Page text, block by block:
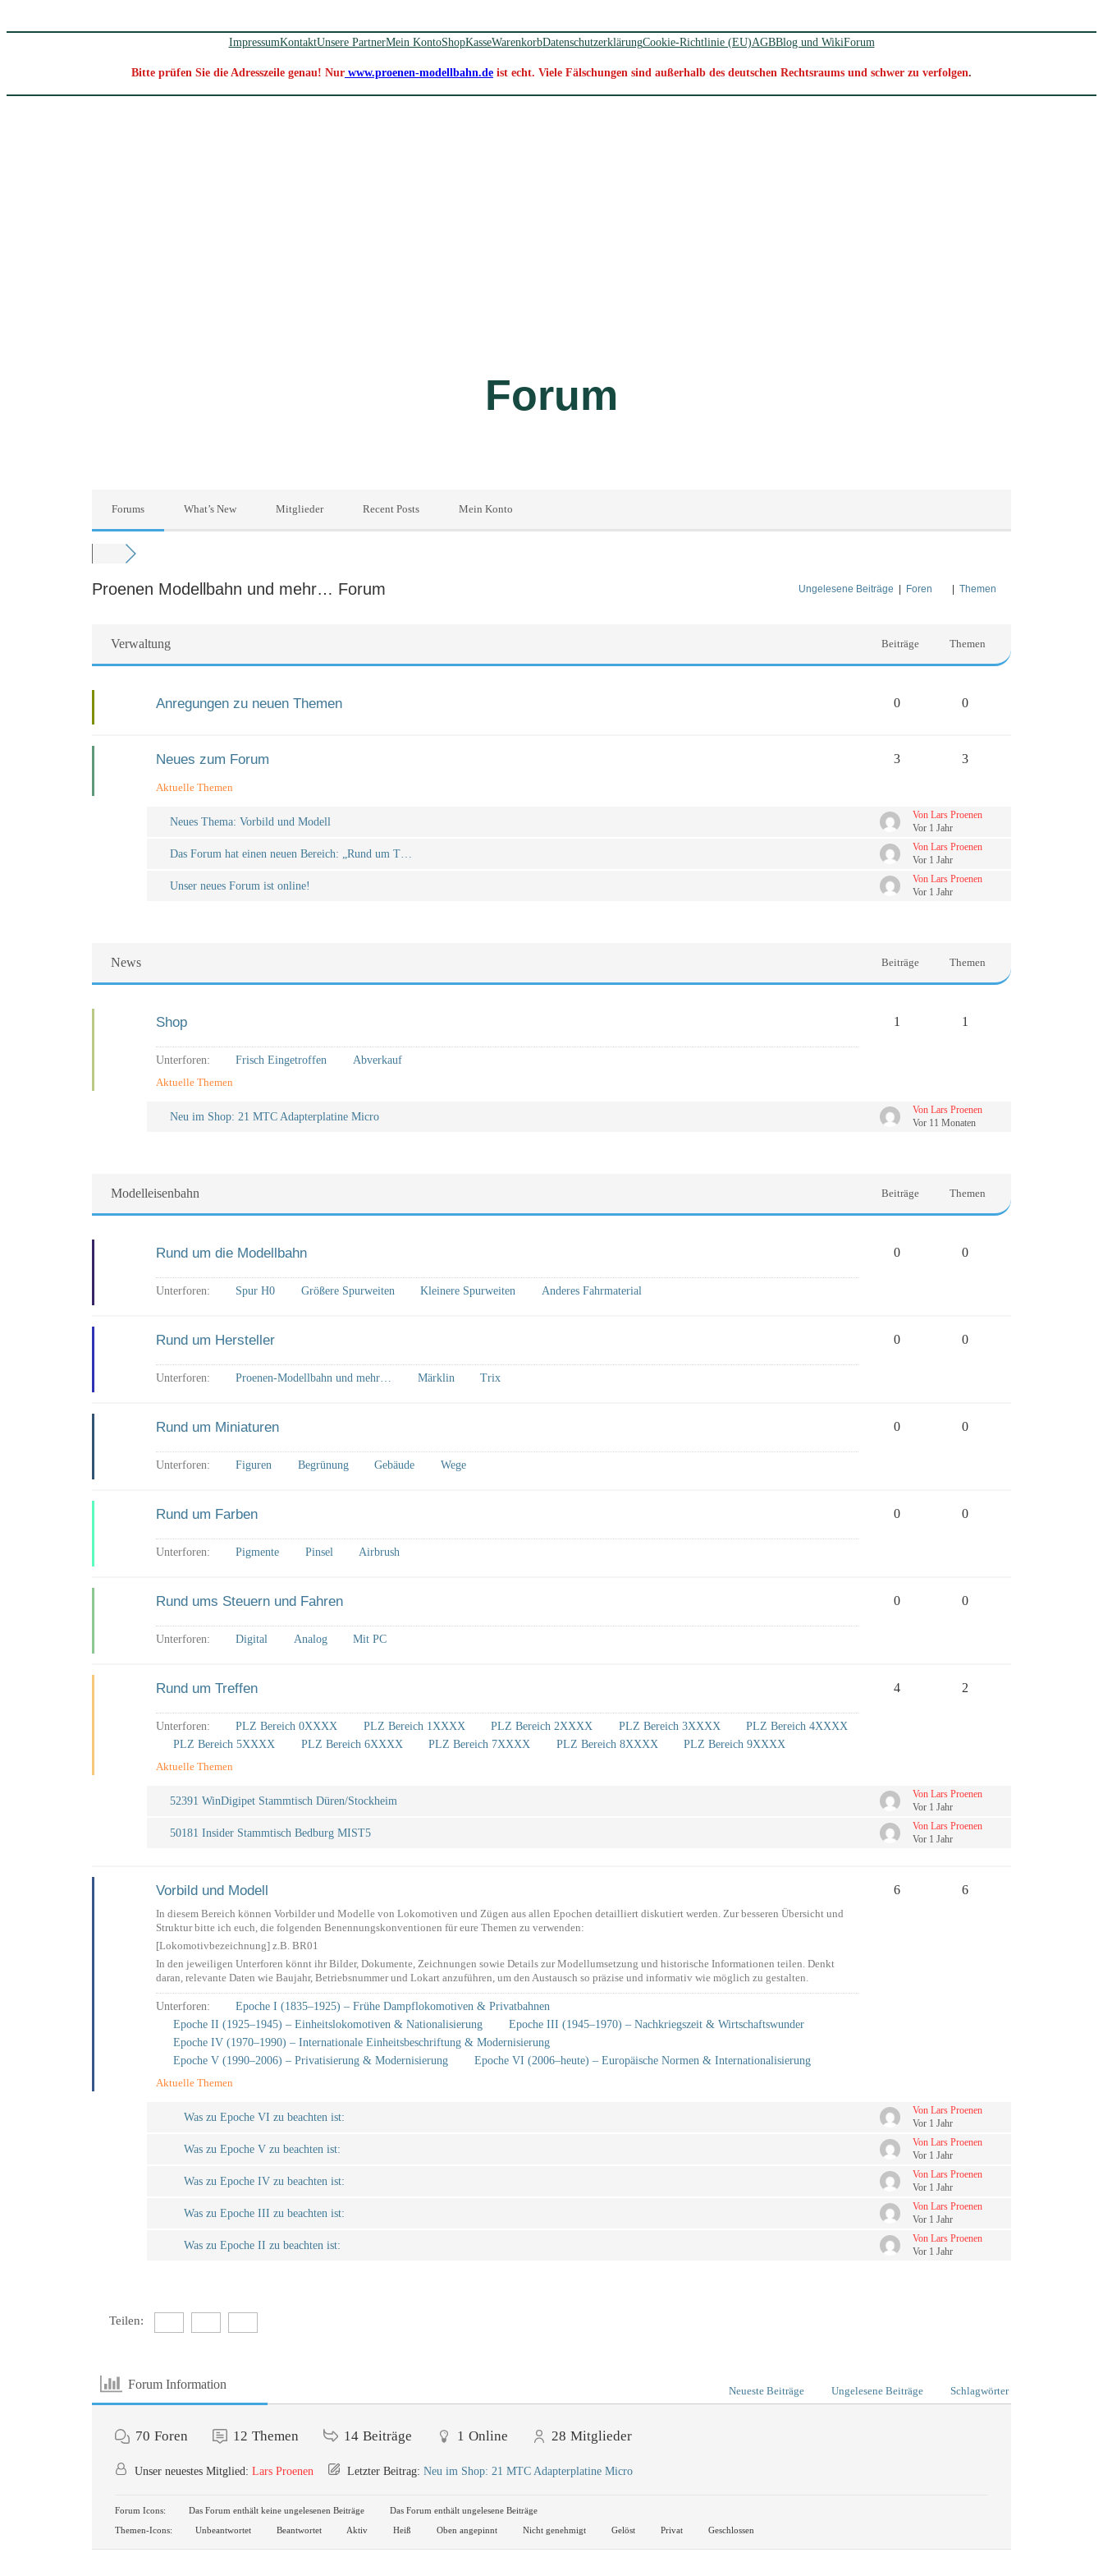
ImpressumKontaktUnsere PartnerMein KontoShopKasseWarenkorbDatenschutzerklärungCookie-Richtlinie (EU)AGBBlog und WikiForum
Bitte prüfen Sie die Adresszeile genau! Nur www.proenen-modellbahn.de ist echt. Viele Fälschungen sind außerhalb des deutschen Rechtsraums und schwer zu verfolgen.
Forum
Forums What’s New Mitglieder Recent Posts Mein Konto
Proenen Modellbahn und mehr… Forum Ungelesene Beiträge Foren Themen
Verwaltung Beiträge Themen
Anregungen zu neuen Themen 0 0
Neues zum Forum
Aktuelle Themen
3 3
Neues Thema: Vorbild und Modell
Von Lars Proenen
Vor 1 Jahr
Das Forum hat einen neuen Bereich: „Rund um T…
Von Lars Proenen
Vor 1 Jahr
Unser neues Forum ist online!
Von Lars Proenen
Vor 1 Jahr
News Beiträge Themen
Shop
Unterforen: Frisch Eingetroffen
Abverkauf
Aktuelle Themen
1 1
Neu im Shop: 21 MTC Adapterplatine Micro
Von Lars Proenen
Vor 11 Monaten
Modelleisenbahn Beiträge Themen
Rund um die Modellbahn
Unterforen: Spur H0 Größere Spurweiten Kleinere Spurweiten Anderes Fahrmaterial
0 0
Rund um Hersteller
Unterforen: Proenen-Modellbahn und mehr… Märklin Trix
0 0
Rund um Miniaturen
Unterforen: Figuren Begrünung Gebäude Wege
0 0
Rund um Farben
Unterforen: Pigmente Pinsel Airbrush
0 0
Rund ums Steuern und Fahren
Unterforen: Digital Analog Mit PC
0 0
Rund um Treffen
Unterforen: PLZ Bereich 0XXXX PLZ Bereich 1XXXX PLZ Bereich 2XXXX PLZ Bereich 3XXXX
PLZ Bereich 4XXXX
PLZ Bereich 5XXXX
PLZ Bereich 6XXXX PLZ Bereich 7XXXX PLZ Bereich 8XXXX
PLZ Bereich 9XXXX
Aktuelle Themen
4 2
52391 WinDigipet Stammtisch Düren/Stockheim
Von Lars Proenen
Vor 1 Jahr
50181 Insider Stammtisch Bedburg MIST5
Von Lars Proenen
Vor 1 Jahr
Vorbild und Modell
In diesem Bereich können Vorbilder und Modelle von Lokomotiven und Zügen aus allen Epochen detailliert diskutiert werden. Zur besseren Übersicht und
Struktur bitte ich euch, die folgenden Benennungskonventionen für eure Themen zu verwenden:
[Lokomotivbezeichnung] z.B. BR01
In den jeweiligen Unterforen könnt ihr Bilder, Dokumente, Zeichnungen sowie Details zur Modellumsetzung und historische Informationen teilen. Denkt
daran, relevante Daten wie Baujahr, Betriebsnummer und Lokart anzuführen, um den Austausch so präzise und informativ wie möglich zu gestalten.
Unterforen:
Epoche I (1835–1925) – Frühe Dampflokomotiven & Privatbahnen
Epoche II (1925–1945) – Einheitslokomotiven & Nationalisierung
Epoche III (1945–1970) – Nachkriegszeit & Wirtschaftswunder
Epoche IV (1970–1990) – Internationale Einheitsbeschriftung & Modernisierung
Epoche V (1990–2006) – Privatisierung & Modernisierung
Epoche VI (2006–heute) – Europäische Normen & Internationalisierung
Aktuelle Themen
6 6
Was zu Epoche VI zu beachten ist:
Von Lars Proenen
Vor 1 Jahr
Was zu Epoche V zu beachten ist:
Von Lars Proenen
Vor 1 Jahr
Was zu Epoche IV zu beachten ist:
Von Lars Proenen
Vor 1 Jahr
Was zu Epoche III zu beachten ist:
Von Lars Proenen
Vor 1 Jahr
Was zu Epoche II zu beachten ist:
Von Lars Proenen
Vor 1 Jahr
Teilen:
Forum Information Neueste Beiträge Ungelesene Beiträge Schlagwörter
70 Foren 12 Themen 14 Beiträge 1 Online 28 Mitglieder
Unser neuestes Mitglied: Lars Proenen Letzter Beitrag: Neu im Shop: 21 MTC Adapterplatine Micro
Forum Icons: Das Forum enthält keine ungelesenen Beiträge
Das Forum enthält ungelesene Beiträge
Themen-Icons:
Unbeantwortet Beantwortet Aktiv Heiß Oben angepinnt Nicht genehmigt Gelöst Privat Geschlossen